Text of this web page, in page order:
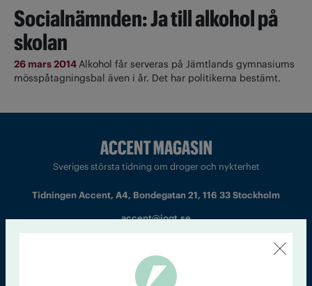
Socialnämnden: Ja till alkohol på
skolan
26 mars 2014Alkohol får serveras på Jämtlands gymnasiums
mösspåtagningsbal även i år. Det har politikerna bestämt.
Sveriges största tidning om droger och nykterhet
Tidningen Accent, A4, Bondegatan 21, 116 33 Stockholm
accent@iogt.se
Chefredaktör och ansvarig utgivare: Barbro Janson Lundkvist,
barbro@a4.se.